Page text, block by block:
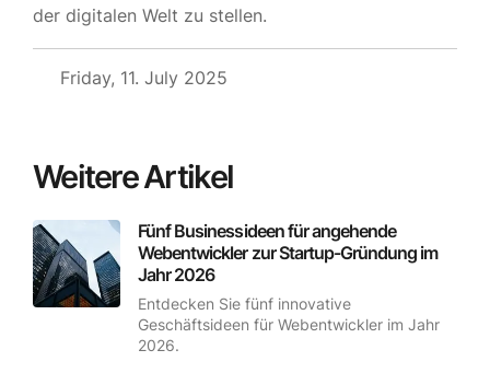
der digitalen Welt zu stellen.
Friday, 11. July 2025
Weitere Artikel
Fünf Businessideen für angehende
Webentwickler zur Startup-Gründung im
Jahr 2026
Entdecken Sie fünf innovative
Geschäftsideen für Webentwickler im Jahr
2026.